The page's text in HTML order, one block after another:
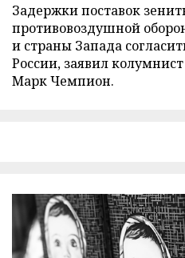
Задержки поставок
противовоздушной
и страны Запада
России, заявил
Марк Чемпион.